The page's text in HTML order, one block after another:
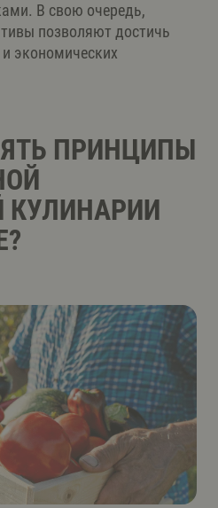
В свою очередь,
позволяют достичь
экономических
ПРИНЦИПЫ